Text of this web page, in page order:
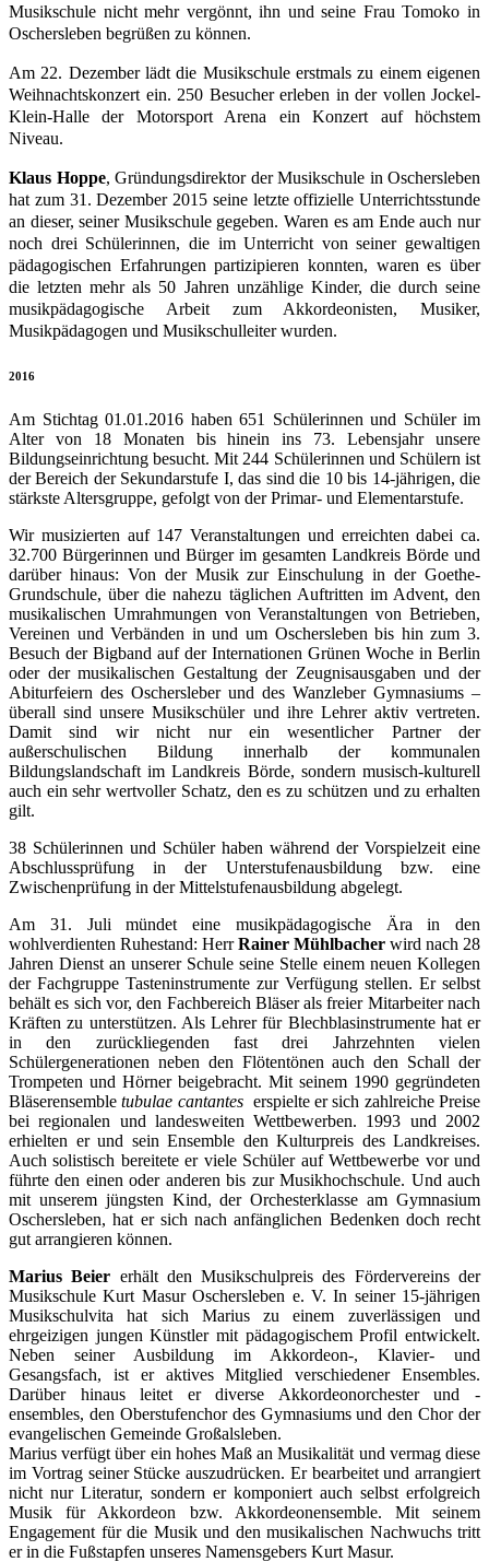
Musikschule nicht mehr vergönnt, ihn und seine Frau Tomoko in
Oschersleben begrüßen zu können.
Am 22. Dezember lädt die Musikschule erstmals zu einem eigenen
Weihnachtskonzert ein. 250 Besucher erleben in der vollen Jockel-
Klein-Halle der Motorsport Arena ein Konzert auf höchstem
Niveau.
Klaus Hoppe, Gründungsdirektor der Musikschule in Oschersleben
hat zum 31. Dezember 2015 seine letzte offizielle Unterrichtsstunde
an dieser, seiner Musikschule gegeben. Waren es am Ende auch nur
noch drei Schülerinnen, die im Unterricht von seiner gewaltigen
pädagogischen Erfahrungen partizipieren konnten, waren es über
die letzten mehr als 50 Jahren unzählige Kinder, die durch seine
musikpädagogische Arbeit zum Akkordeonisten, Musiker,
Musikpädagogen und Musikschulleiter wurden.
2016
Am Stichtag 01.01.2016 haben 651 Schülerinnen und Schüler im
Alter von 18 Monaten bis hinein ins 73. Lebensjahr unsere
Bildungseinrichtung besucht. Mit 244 Schülerinnen und Schülern ist
der Bereich der Sekundarstufe I, das sind die 10 bis 14-jährigen, die
stärkste Altersgruppe, gefolgt von der Primar- und Elementarstufe.
Wir musizierten auf 147 Veranstaltungen und erreichten dabei ca.
32.700 Bürgerinnen und Bürger im gesamten Landkreis Börde und
darüber hinaus: Von der Musik zur Einschulung in der Goethe-
Grundschule, über die nahezu täglichen Auftritten im Advent, den
musikalischen Umrahmungen von Veranstaltungen von Betrieben,
Vereinen und Verbänden in und um Oschersleben bis hin zum 3.
Besuch der Bigband auf der Internationen Grünen Woche in Berlin
oder der musikalischen Gestaltung der Zeugnisausgaben und der
Abiturfeiern des Oschersleber und des Wanzleber Gymnasiums –
überall sind unsere Musikschüler und ihre Lehrer aktiv vertreten.
Damit sind wir nicht nur ein wesentlicher Partner der
außerschulischen Bildung innerhalb der kommunalen
Bildungslandschaft im Landkreis Börde, sondern musisch-kulturell
auch ein sehr wertvoller Schatz, den es zu schützen und zu erhalten
gilt.
38 Schülerinnen und Schüler haben während der Vorspielzeit eine
Abschlussprüfung in der Unterstufenausbildung bzw. eine
Zwischenprüfung in der Mittelstufenausbildung abgelegt.
Am 31. Juli mündet eine musikpädagogische Ära in den
wohlverdienten Ruhestand: HerrRainer Mühlbacher wird nach 28
Jahren Dienst an unserer Schule seine Stelle einem neuen Kollegen
der Fachgruppe Tasteninstrumente zur Verfügung stellen. Er selbst
behält es sich vor, den Fachbereich Bläser als freier Mitarbeiter nach
Kräften zu unterstützen. Als Lehrer für Blechblasinstrumente hat er
in den zurückliegenden fast drei Jahrzehnten vielen
Schülergenerationen neben den Flötentönen auch den Schall der
Trompeten und Hörner beigebracht. Mit seinem 1990 gegründeten
Bläserensembletubulae cantanteserspielte er sich zahlreiche Preise
bei regionalen und landesweiten Wettbewerben. 1993 und 2002
erhielten er und sein Ensemble den Kulturpreis des Landkreises.
Auch solistisch bereitete er viele Schüler auf Wettbewerbe vor und
führte den einen oder anderen bis zur Musikhochschule. Und auch
mit unserem jüngsten Kind, der Orchesterklasse am Gymnasium
Oschersleben, hat er sich nach anfänglichen Bedenken doch recht
gut arrangieren können.
Marius Beier erhält den Musikschulpreis des Fördervereins der
Musikschule Kurt Masur Oschersleben e. V. In seiner 15-jährigen
Musikschulvita hat sich Marius zu einem zuverlässigen und
ehrgeizigen jungen Künstler mit pädagogischem Profil entwickelt.
Neben seiner Ausbildung im Akkordeon-, Klavier- und
Gesangsfach, ist er aktives Mitglied verschiedener Ensembles.
Darüber hinaus leitet er diverse Akkordeonorchester und -
ensembles, den Oberstufenchor des Gymnasiums und den Chor der
evangelischen Gemeinde Großalsleben.
Marius verfügt über ein hohes Maß an Musikalität und vermag diese
im Vortrag seiner Stücke auszudrücken. Er bearbeitet und arrangiert
nicht nur Literatur, sondern er komponiert auch selbst erfolgreich
Musik für Akkordeon bzw. Akkordeonensemble. Mit seinem
Engagement für die Musik und den musikalischen Nachwuchs tritt
er in die Fußstapfen unseres Namensgebers Kurt Masur.